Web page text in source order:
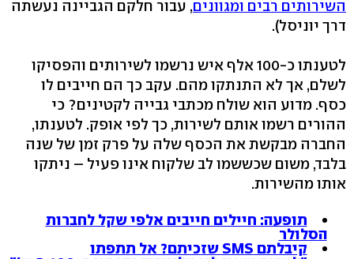
השירותים רבים ומגוונים, עבור חלקם הגביינה נעשתה
דרך יוניסל).
לטענתו כ-100 אלף איש נרשמו לשירותים והפסיקו
לשלם, אך לא התנתקו מהם. עקב כך הם חייבים לו
כסף. מדוע הוא שולח מכתבי גבייה לקטינים? כי
ההורים רשמו אותם לשירות, כך לפי אופק. לטענתו,
החברה מבקשת את הכסף שלה על פרק זמן של שנה
בלבד, משום שכששמו לב שלקוח אינו פעיל – ניתקו
אותו מהשירות.
תופעה: חיילים חייבים אלפי שקל לחברות
הסלולר
קיבלתם SMS שזכיתם? אל תתפתו